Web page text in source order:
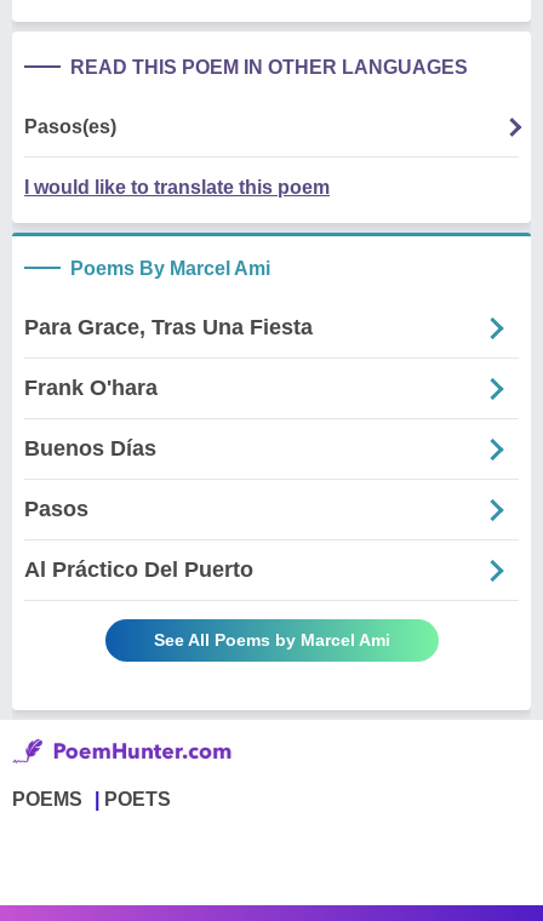
READ THIS POEM IN OTHER LANGUAGES
Pasos(es)
I would like to translate this poem
Poems By Marcel Ami
Para Grace, Tras Una Fiesta
Frank O'hara
Buenos Días
Pasos
Al Práctico Del Puerto
See All Poems by Marcel Ami
POEMS POETS